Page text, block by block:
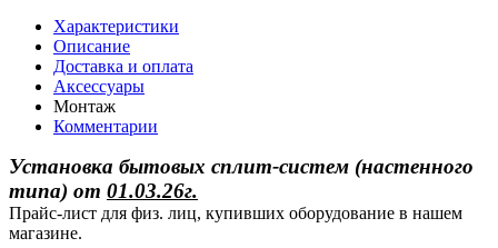
Характеристики
Описание
Доставка и оплата
Аксессуары
Монтаж
Комментарии
Установка бытовых сплит-систем (настенного
типа) от 01.03.26г.
Прайс-лист для физ. лиц, купивших оборудование в нашем
магазине.